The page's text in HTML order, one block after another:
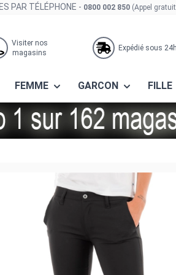
PAR TÉLÉPHONE - 0800 002 850 (Appel
Visiter nos
magasins
Expédié sous 24h
FEMME GARCON FILLE